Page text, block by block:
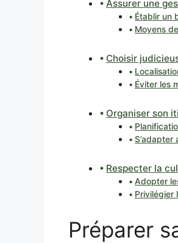
Assurer une
Établir un
Moyens
Choisir
Éviter les
Organiser son
S’adapter
Respecter la
Adopter
Privilégier
Préparer